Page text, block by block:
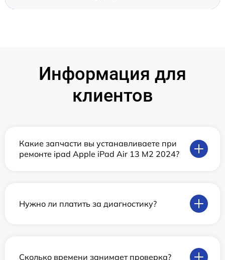
Информация для
клиентов
Какие запчасти вы устанавливаете при
ремонте ipad Apple iPad Air 13 M2 2024?
Нужно ли платить за диагностику?
Сколько времени занимает проверка?